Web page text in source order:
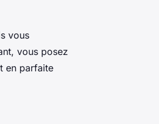
vous
vous posez
en parfaite